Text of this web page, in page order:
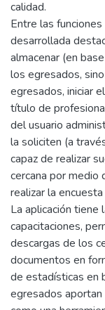
calidad.
Entre las
desarrollada
almacenar (en
los egresados,
egresados, iniciar
título de
del usuario
la soliciten (a
capaz de realizar
cercana por medio
realizar la
La aplicación tiene
capacitaciones,
descargas de los
documentos en
de estadísticas en
egresados